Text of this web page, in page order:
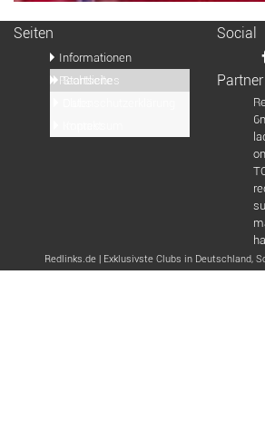
Seiten
Informationen
Startseite
Rechtliches
Social
Partner
Redlinks.de | Exklusivste Clubs in Deutschland,